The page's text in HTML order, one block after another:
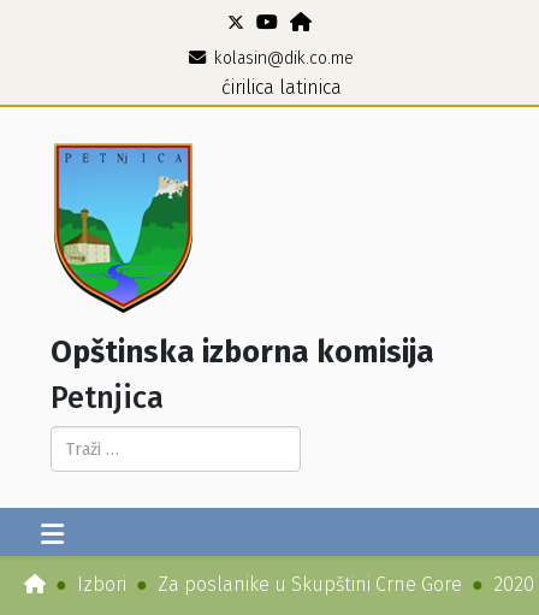
kolasin@dik.co.me
ćirilica latinica
Opštinska izborna komisija
Petnjica
Pretraga...
Izbori Za poslanike u Skupštini Crne Gore 2020